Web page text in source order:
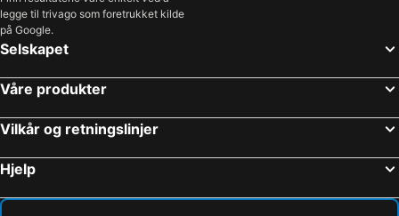
legge til trivago som foretrukket kilde
på Google.
Selskapet
Våre produkter
Vilkår og retningslinjer
Hjelp